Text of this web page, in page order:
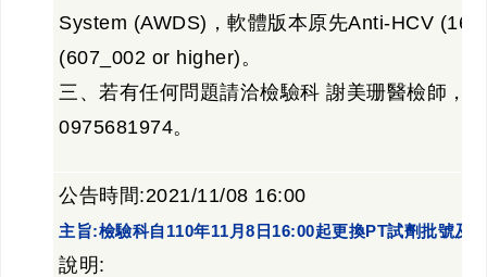
System (AWDS)，軟體版本原先Anti-HCV
(607_002 or higher)。
三、若有任何問題請洽檢驗科 謝美珊醫檢師，
0975681974。
公告時間:2021/11/08 16:00
主旨:檢驗科自110年11月8日16:00起更換PT試劑批號及
說明: